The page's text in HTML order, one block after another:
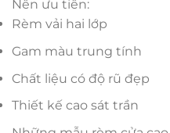
Nên ưu tiên:
Rèm vải hai lớp
Gam màu trung tính
Chất liệu có độ rũ đẹp
Thiết kế cao sát trần